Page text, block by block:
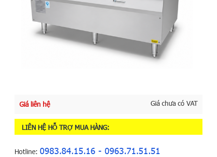
Giá liên hệ Giá chưa có VAT
LIÊN HỆ HỖ TRỢ MUA HÀNG:
Hotline: 0983.84.15.16 - 0963.71.51.51